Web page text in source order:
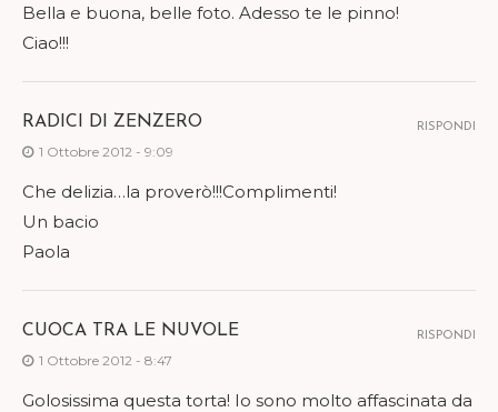
Bella e buona, belle foto. Adesso te le pinno!
Ciao!!!
RADICI DI ZENZERO
1 Ottobre 2012 - 9:09
Che delizia…la proverò!!!Complimenti!
Un bacio
Paola
RISPONDI
CUOCA TRA LE NUVOLE
1 Ottobre 2012 - 8:47
Golosissima questa torta! Io sono molto affascinata da
RISPONDI